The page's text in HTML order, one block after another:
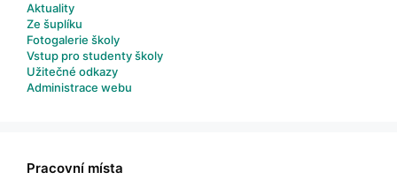
Aktuality
Ze šuplíku
Fotogalerie školy
Vstup pro studenty školy
Užitečné odkazy
Administrace webu
Pracovní místa